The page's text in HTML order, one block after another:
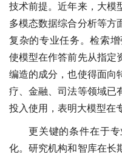
技术前提。近年来，大模
多模态数据综合分析等方
复杂的专业任务。检索
使模型在作答前先从指定
编造的成分，也使得面向
疗、金融、司法等领域已
投入使用，表明大模型在
更关键的条件在于
化。研究机构和智库在长